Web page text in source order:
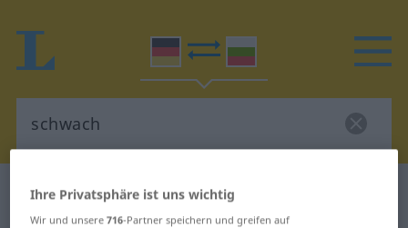
Deutsch-Bulgarisch Wörterbuch
Ihre Privatsphäre ist uns wichtig
Wir und unsere716-Partner speichern und greifen auf